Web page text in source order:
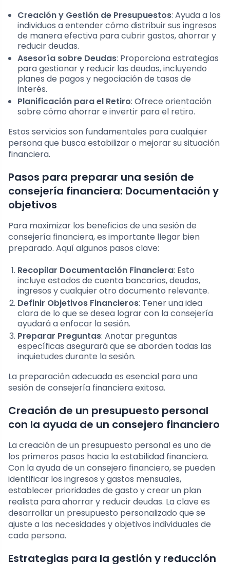
Creación y Gestión de Presupuestos: Ayuda a los
individuos a entender cómo distribuir sus ingresos
de manera efectiva para cubrir gastos, ahorrar y
reducir deudas.
Asesoría sobre Deudas: Proporciona estrategias
para gestionar y reducir las deudas, incluyendo
planes de pagos y negociación de tasas de
interés.
Planificación para el Retiro: Ofrece orientación
sobre cómo ahorrar e invertir para el retiro.
Estos servicios son fundamentales para cualquier
persona que busca estabilizar o mejorar su situación
financiera.
Pasos para preparar una sesión de
consejería financiera: Documentación y
objetivos
Para maximizar los beneficios de una sesión de
consejería financiera, es importante llegar bien
preparado. Aquí algunos pasos clave:
Recopilar Documentación Financiera: Esto
incluye estados de cuenta bancarios, deudas,
ingresos y cualquier otro documento relevante.
Definir Objetivos Financieros: Tener una idea
clara de lo que se desea lograr con la consejería
ayudará a enfocar la sesión.
Preparar Preguntas: Anotar preguntas
específicas asegurará que se aborden todas las
inquietudes durante la sesión.
La preparación adecuada es esencial para una
sesión de consejería financiera exitosa.
Creación de un presupuesto personal
con la ayuda de un consejero financiero
La creación de un presupuesto personal es uno de
los primeros pasos hacia la estabilidad financiera.
Con la ayuda de un consejero financiero, se pueden
identificar los ingresos y gastos mensuales,
establecer prioridades de gasto y crear un plan
realista para ahorrar y reducir deudas. La clave es
desarrollar un presupuesto personalizado que se
ajuste a las necesidades y objetivos individuales de
cada persona.
Estrategias para la gestión y reducción